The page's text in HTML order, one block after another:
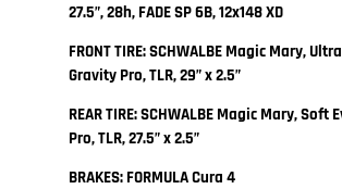
27.5”, 28h, FADE SP 6B, 12x148 XD
FRONT TIRE: SCHWALBE Magic Mary,
Gravity Pro, TLR, 29” x 2.5”
REAR TIRE: SCHWALBE Magic Mary, Soft
Pro, TLR, 27.5” x 2.5”
BRAKES: FORMULA Cura 4